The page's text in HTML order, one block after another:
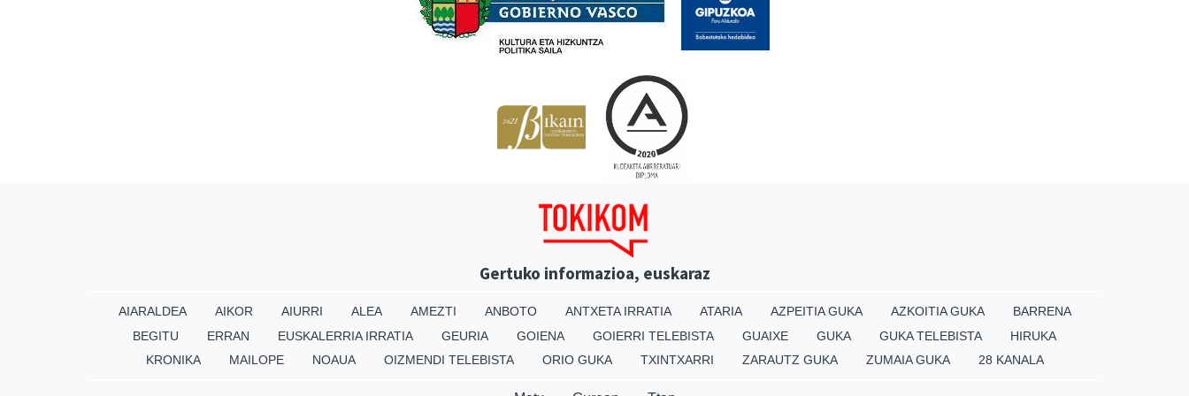
Gertuko informazioa, euskaraz
AIARALDEA AIKOR AIURRI ALEA AMEZTI ANBOTO ANTXETA IRRATIA ATARIA AZPEITIA GUKA AZKOITIA GUKA
BARRENA
BEGITU
ERRAN EUSKALERRIA IRRATIA GEURIA GOIENA GOIERRI TELEBISTA GUAIXE GUKA GUKA TELEBISTA
HIRUKA
KRONIKA
MAILOPE NOAUA OIZMENDI TELEBISTA ORIO GUKA TXINTXARRI ZARAUTZ GUKA ZUMAIA GUKA 28 KANALA